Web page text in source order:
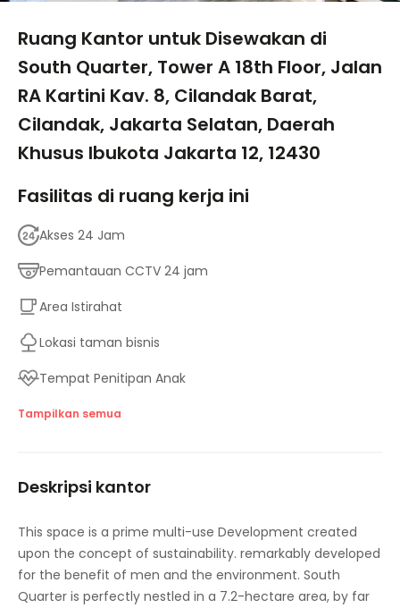
Ruang Kantor untuk Disewakan di
South Quarter, Tower A 18th Floor, Jalan
RA Kartini Kav. 8, Cilandak Barat,
Cilandak, Jakarta Selatan, Daerah
Khusus Ibukota Jakarta 12, 12430
Fasilitas di ruang kerja ini
Akses 24 Jam
Pemantauan CCTV 24 jam
Area Istirahat
Lokasi taman bisnis
Tempat Penitipan Anak
Fasilitas untuk penyandang disabilitas
Ruang Pertemuan
Parkir
Akses internet berkecepatan tinggi
Tampilkan semua
Deskripsi kantor
This space is a prime multi-use Development created
upon the concept of sustainability. remarkably developed
for the benefit of men and the environment. South
Quarter is perfectly nestled in a 7.2-hectare area, by far